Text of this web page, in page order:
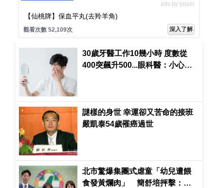
ads by popIn
【仙桃牌】保血平丸(去羚羊角)
觀看次數 52,109次 深入了解
30歲牙醫工作10幾小時 度數從
400突飆升500...眼科醫：小心近
謎樣的身世 幸運卻又苦命的接班
嚴凱泰54歲罹癌過世
北市驚爆集團式虐童「幼兒遭餵
食發黃爛肉」 簡舒培抨擊：蔣